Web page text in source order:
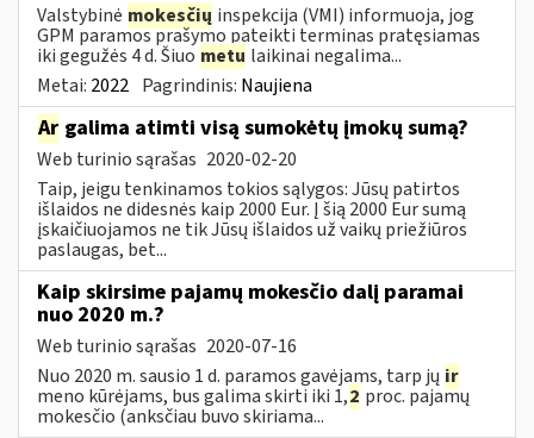
Valstybinė mokesčių inspekcija (VMI) informuoja, jog
GPM paramos prašymo pateikti terminas pratęsiamas
iki gegužės 4 d. Šiuo metu laikinai negalima...
Metai: 2022 Pagrindinis: Naujiena
Ar galima atimti visą sumokėtų įmokų sumą?
Web turinio sąrašas 2020-02-20
Taip, jeigu tenkinamos tokios sąlygos: Jūsų patirtos
išlaidos ne didesnės kaip 2000 Eur. Į šią 2000 Eur sumą
įskaičiuojamos ne tik Jūsų išlaidos už vaikų priežiūros
paslaugas, bet...
Kaip skirsime pajamų mokesčio dalį paramai
nuo 2020 m.?
Web turinio sąrašas 2020-07-16
Nuo 2020 m. sausio 1 d. paramos gavėjams, tarp jų ir
meno kūrėjams, bus galima skirti iki 1,2 proc. pajamų
mokesčio (anksčiau buvo skiriama...